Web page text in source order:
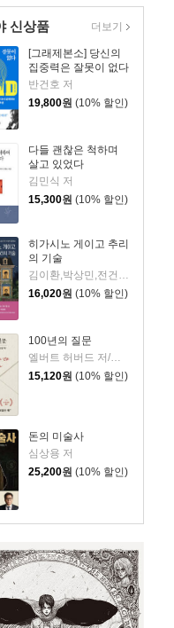
신상품
[그래제본소] 당신의
집중력은 잘못이 없다
반건호 저
19,800원 (10% 할인)
다들 괜찮은 척하며
살고 있었다
김민식 저
15,300원 (10% 할인)
히가시노 게이고 추리
의 기술
16,020원 (10% 할인)
100년의 질문
엘버트 허버드 저/충희 편
15,120원 (10% 할인)
돈의 미술사
심상용 저
25,200원 (10% 할인)
더보기